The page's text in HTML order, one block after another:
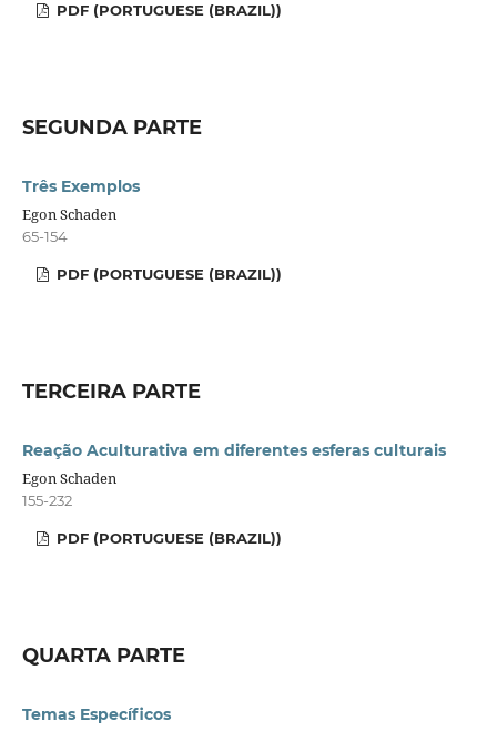
PDF (PORTUGUESE (BRAZIL))
SEGUNDA PARTE
Três Exemplos
Egon Schaden
65-154
PDF (PORTUGUESE (BRAZIL))
TERCEIRA PARTE
Reação Aculturativa em diferentes esferas culturais
Egon Schaden
155-232
PDF (PORTUGUESE (BRAZIL))
QUARTA PARTE
Temas Específicos